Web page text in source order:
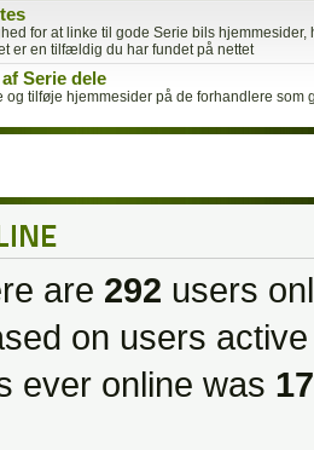
for at linke til gode Serie bils hjemmesider,
er en tilfældig du har fundet på nettet
Serie dele
og tilføje hjemmesider på de forhandlere som
are 292 users
on users
ever online was